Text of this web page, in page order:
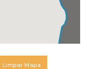
Limpar Mapa